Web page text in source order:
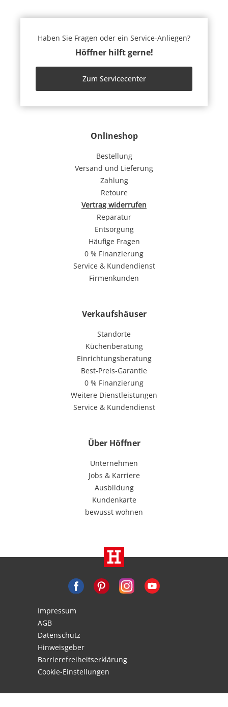
Onlineshop
Bestellung
Versand und Lieferung
Zahlung
Retoure
Vertrag widerrufen
Reparatur
Entsorgung
Häufige Fragen
0 % Finanzierung
Service & Kundendienst
Firmenkunden
Verkaufshäuser
Standorte
Küchenberatung
Einrichtungsberatung
Best-Preis-Garantie
0 % Finanzierung
Weitere Dienstleistungen
Service & Kundendienst
Über Höffner
Unternehmen
Jobs & Karriere
Ausbildung
Kundenkarte
bewusst wohnen
Haben Sie Fragen oder ein Service-Anliegen?
Höffner hilft gerne!
Zum Servicecenter
Impressum
AGB
Datenschutz
Hinweisgeber
Barrierefreiheitserklärung
Cookie-Einstellungen